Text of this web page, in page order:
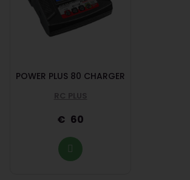
POWER PLUS 80 CHARGER
RC PLUS
60